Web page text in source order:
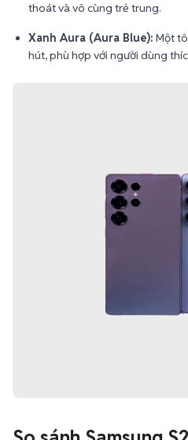
thoát và vô cùng trẻ trung.
Xanh Aura (Aura Blue): Một
hút, phù hợp với người dùng